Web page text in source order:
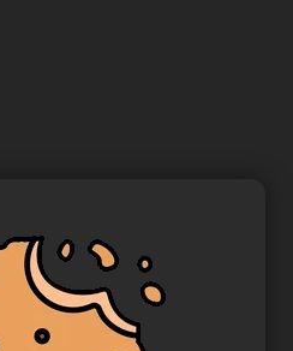
экраном LG 43LH520V